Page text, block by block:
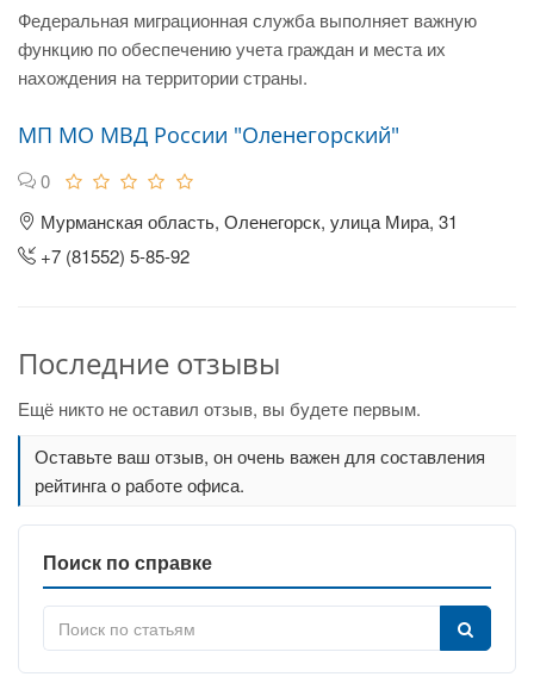
Федеральная миграционная служба выполняет важную
функцию по обеспечению учета граждан и места их
нахождения на территории страны.
МП МО МВД России "Оленегорский"
0
Мурманская область, Оленегорск, улица Мира, 31
+7 (81552) 5-85-92
Последние отзывы
Ещё никто не оставил отзыв, вы будете первым.
Оставьте ваш отзыв, он очень важен для составления
рейтинга о работе офиса.
Поиск по справке